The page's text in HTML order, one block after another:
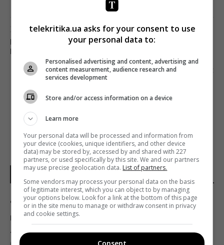
Попередня стаття
ГЛОБАЛЬНЕ ДИВЛЕННЯ ЛІНІЙНОГО ТБ ЗРОСЛО
Наступна стаття
ІМІ ПРОМОНІТОРИВ ОНЛАЙН-ЗМІ НА ПРЕДМЕТ
"Сміливо і мужньо": ЗМІ розкрили, хто
врятував український літак від дрона в
Лейпцигу
telekritika.ua asks for your consent to use
your personal data to:
Personalised advertising and content, advertising and
content measurement, audience research and
services development
Store and/or access information on a device
Learn more
Your personal data will be processed and information from
your device (cookies, unique identifiers, and other device
data) may be stored by, accessed by and shared with 227
partners, or used specifically by this site. We and our partners
may use precise geolocation data. List of partners.
Some vendors may process your personal data on the basis
of legitimate interest, which you can object to by managing
your options below. Look for a link at the bottom of this page
or in the site menu to manage or withdraw consent in privacy
and cookie settings.